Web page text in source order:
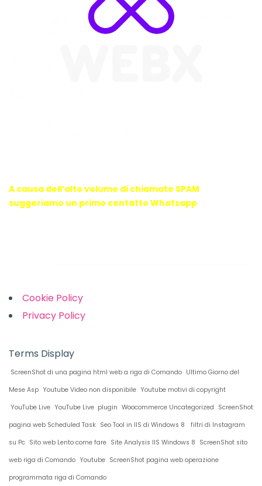
A causa dell’alto volume di chiamate SPAM
suggeriamo un primo contatto Whatsapp
Cookie Policy
Privacy Policy
Terms Display
ScreenShot di una pagina html web a riga di Comando Ultimo Giorno del
Mese Asp Youtube Video non disponibile Youtube motivi di copyright
YouTube Live YouTube Live plugin Woocommerce Uncategorized ScreenShot
pagina web Scheduled Task Seo Tool in IIS di Windows 8
filtri di Instagram
su Pc Sito web Lento come fare Site Analysis IIS Windows 8 ScreenShot sito
web riga di Comando Youtube ScreenShot pagina web operazione
programmata riga di Comando